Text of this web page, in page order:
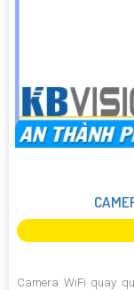
Camera WiFi quay